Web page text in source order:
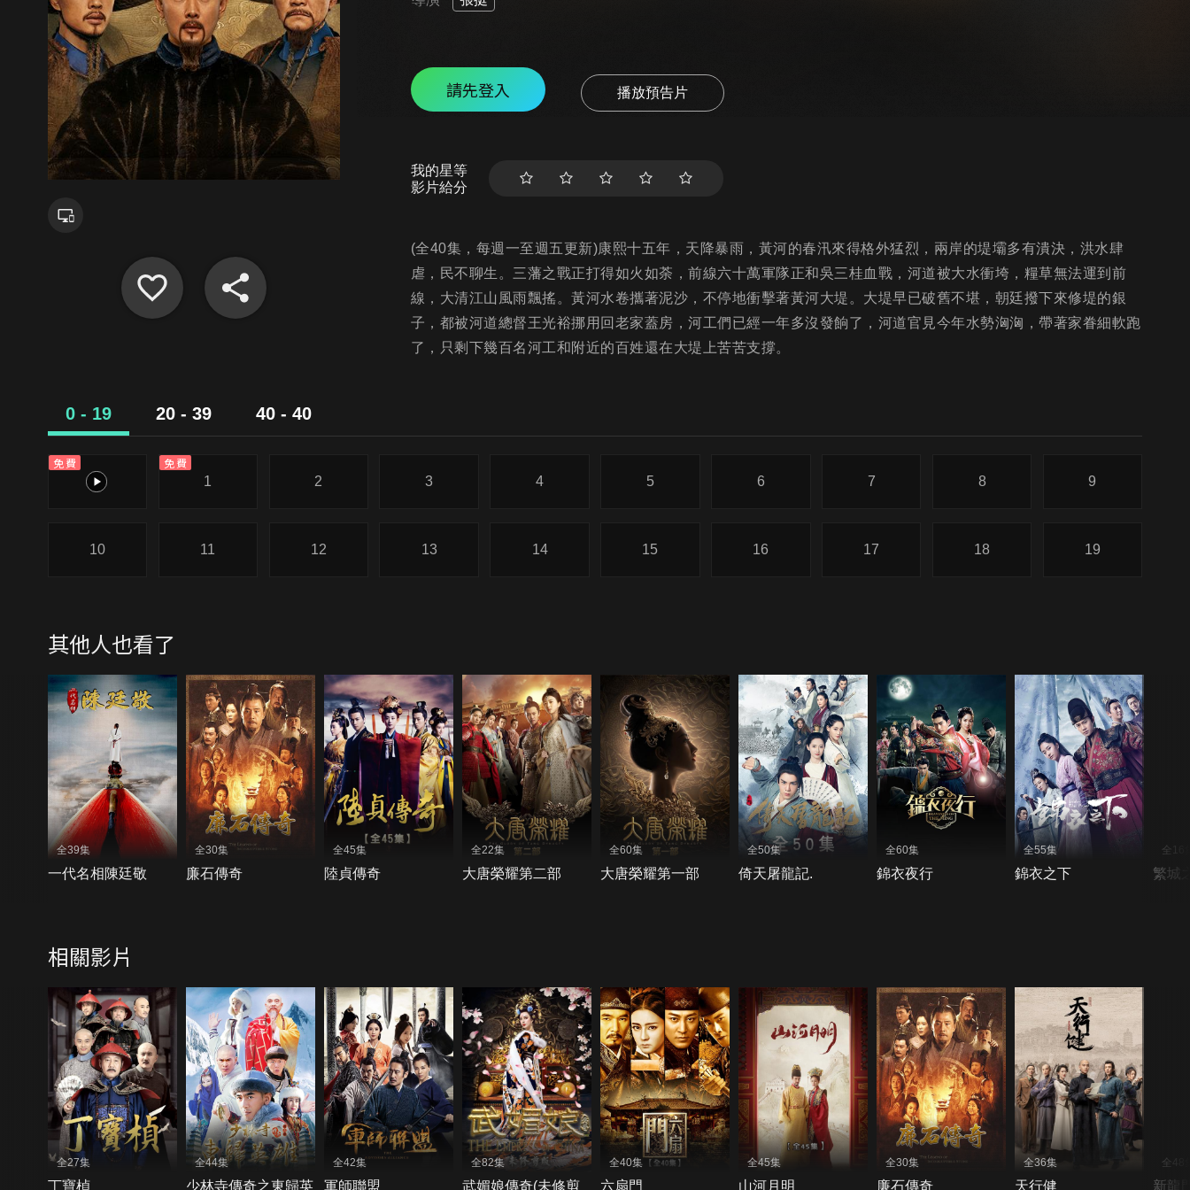
請先登入 播放預告片
我的星等
影片給分
(全40集，每週一至週五更新)康熙十五年，天降暴雨，黃河的春汛來得格外猛烈，兩岸的堤壩多有潰決，洪水肆
虐，民不聊生。三藩之戰正打得如火如荼，前線六十萬軍隊正和吳三桂血戰，河道被大水衝垮，糧草無法運到前
線，大清江山風雨飄搖。黃河水卷攜著泥沙，不停地衝擊著黃河大堤。大堤早已破舊不堪，朝廷撥下來修堤的銀
子，都被河道總督王光裕挪用回老家蓋房，河工們已經一年多沒發餉了，河道官見今年水勢洶洶，帶著家眷細軟跑
了，只剩下幾百名河工和附近的百姓還在大堤上苦苦支撐。
0 - 19 20 - 39 40 - 40
免費
0
免費
1
2 3 4 5 6 7 8 9
10 11 12 13 14 15 16 17 18 19
其他人也看了
全39集
一代名相陳廷敬
全30集
廉石傳奇
全45集
陸貞傳奇
全22集
大唐榮耀第二部
全60集
大唐榮耀第一部
全50集
倚天屠龍記.
全60集
錦衣夜行
全55集
錦衣之下
全16
繁城
相關影片
全27集
丁寶楨
全44集
少林寺傳奇之東歸英
全42集
軍師聯盟
全82集
武媚娘傳奇(未修剪
全40集
六扇門
全45集
山河月明
全30集
廉石傳奇
全36集
天行健
全48
新龍